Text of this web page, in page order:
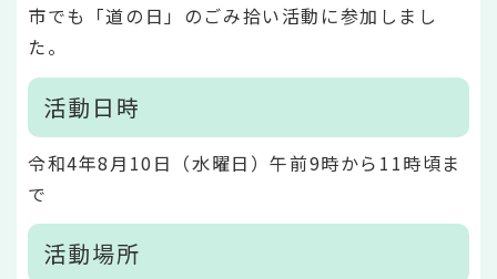
市でも「道の日」のごみ拾い活動に参加しまし
た。
活動日時
令和4年8月10日（水曜日）午前9時から11時頃ま
で
活動場所